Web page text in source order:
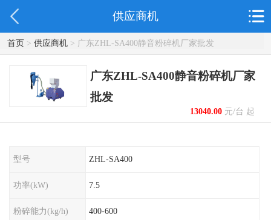
供应商机
首页> 供应商机> 广东ZHL-SA400静音粉碎机厂家批发
广东ZHL-SA400静音粉碎机厂家
批发
13040.00元/台 起
型号 ZHL-SA400
功率(kW) 7.5
粉碎能力(kg/h) 400-600